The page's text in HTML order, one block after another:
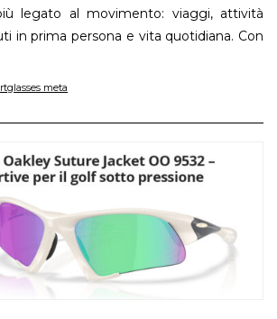
legato al movimento: viaggi, attività
in prima persona e vita quotidiana. Con
meta